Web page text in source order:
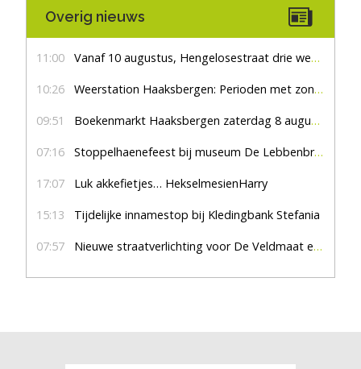
Overig nieuws
11:00 Vanaf 10 augustus, Hengelosestraat drie weken dicht voor doorgaand verkeer
10:26 Weerstation Haaksbergen: Perioden met zon en droog
09:51 Boekenmarkt Haaksbergen zaterdag 8 augustus, marktplein Haaksbergen
07:16 Stoppelhaenefeest bij museum De Lebbenbrugge
17:07 Luk akkefietjes… HekselmesienHarry
15:13 Tijdelijke innamestop bij Kledingbank Stefania
07:57 Nieuwe straatverlichting voor De Veldmaat en De Pas